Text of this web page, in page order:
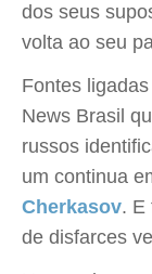
dos seus
volta ao seu
Fontes
News Brasil
russos
um continua
Cherkasov. E
de disfarces